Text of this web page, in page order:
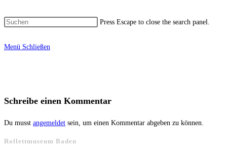
Press Escape to close the search panel.
Menü Schließen
Schreibe einen Kommentar
Du musst angemeldet sein, um einen Kommentar abgeben zu können.
Rollettmuseum Baden